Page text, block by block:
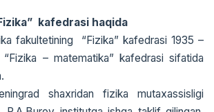
kafеdrasi haqida
fakultetining “Fizika” kafedrasi 1935 –
“Fizika – matematika” kafedrasi sifatida
shaxridan fizika mutaxassisligi